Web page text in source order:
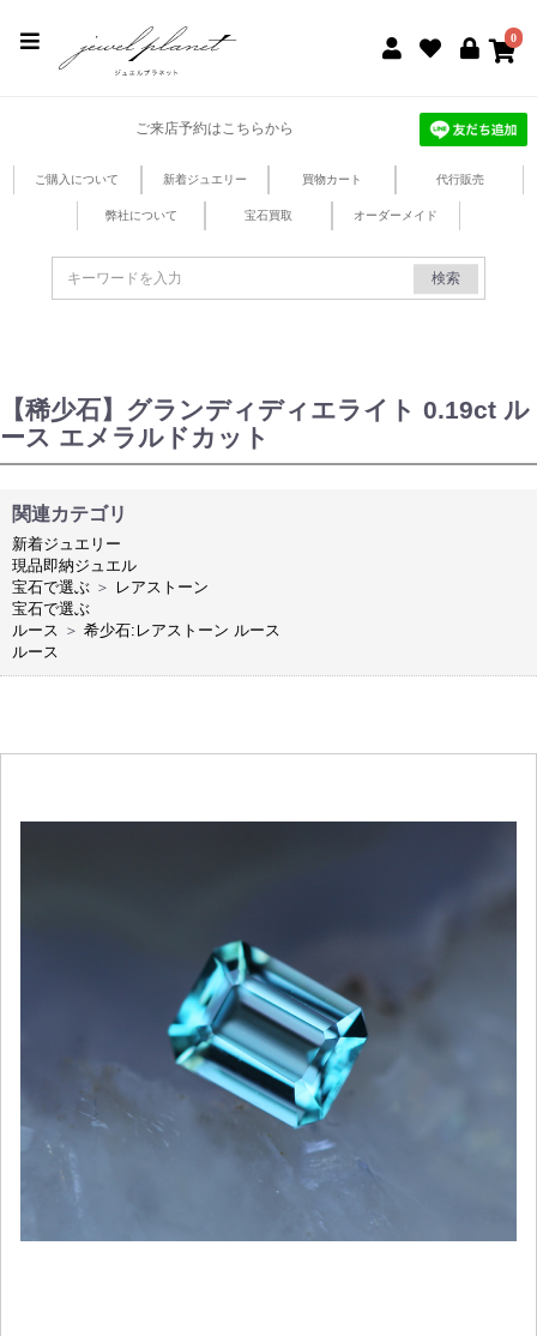
0
ご来店予約はこちらから
ご購入について 新着ジュエリー 買物カート 代行販売
弊社について 宝石買取 オーダーメイド
検索
【稀少石】グランディディエライト 0.19ct ル
ース エメラルドカット
関連カテゴリ
新着ジュエリー
現品即納ジュエル
宝石で選ぶ ＞ レアストーン
宝石で選ぶ
ルース ＞ 希少石:レアストーン ルース
ルース